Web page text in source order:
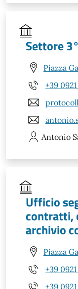
Settore
Piazza
+39
Antonio
Ufficio
contratti,
archivio
Piazza
+39
+39